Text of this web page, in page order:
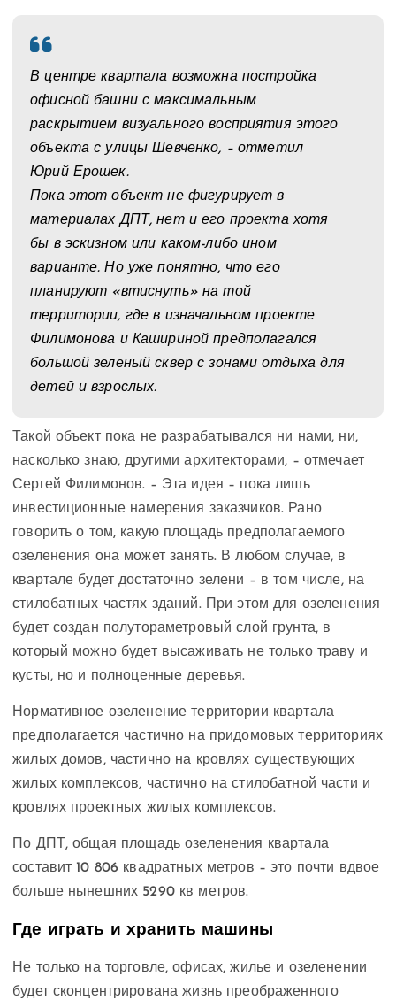
В центре квартала возможна постройка
офисной башни с максимальным
раскрытием визуального восприятия этого
объекта с улицы Шевченко, – отметил
Юрий Ерошек.
Пока этот объект не фигурирует в
материалах ДПТ, нет и его проекта хотя
бы в эскизном или каком-либо ином
варианте. Но уже понятно, что его
планируют «втиснуть» на той
территории, где в изначальном проекте
Филимонова и Кашириной предполагался
большой зеленый сквер с зонами отдыха для
детей и взрослых.
Такой объект пока не разрабатывался ни нами, ни,
насколько знаю, другими архитекторами, – отмечает
Сергей Филимонов. – Эта идея – пока лишь
инвестиционные намерения заказчиков. Рано
говорить о том, какую площадь предполагаемого
озеленения она может занять. В любом случае, в
квартале будет достаточно зелени – в том числе, на
стилобатных частях зданий. При этом для озеленения
будет создан полутораметровый слой грунта, в
который можно будет высаживать не только траву и
кусты, но и полноценные деревья.
Нормативное озеленение территории квартала
предполагается частично на придомовых территориях
жилых домов, частично на кровлях существующих
жилых комплексов, частично на стилобатной части и
кровлях проектных жилых комплексов.
По ДПТ, общая площадь озеленения квартала
составит 10 806 квадратных метров – это почти вдвое
больше нынешних 5290 кв метров.
Где играть и хранить машины
Не только на торговле, офисах, жилье и озеленении
будет сконцентрирована жизнь преображенного